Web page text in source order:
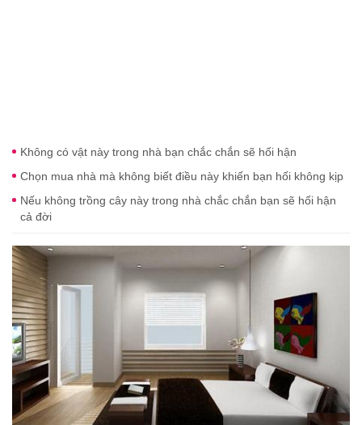
Không có vật này trong nhà bạn chắc chắn sẽ hối hận
Chọn mua nhà mà không biết điều này khiến bạn hối không kịp
Nếu không trồng cây này trong nhà chắc chắn bạn sẽ hối hận
cả đời